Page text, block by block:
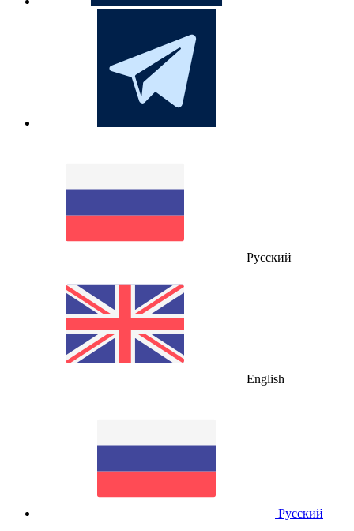
Русский
English
Русский